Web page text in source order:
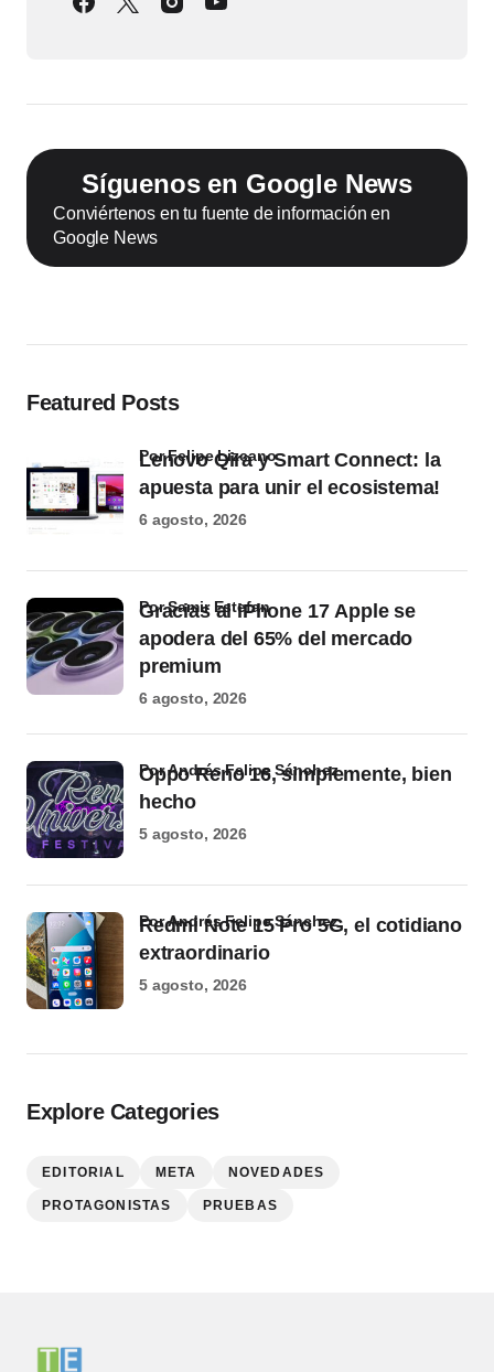
Síguenos en Google News
Conviértenos en tu fuente de información en
Google News
Featured Posts
Lenovo Qira y Smart Connect: la
apuesta para unir el ecosistema!
por Felipe Lizcano
6 agosto, 2026
Gracias al iPhone 17 Apple se
apodera del 65% del mercado
premium
por Samir Estefan
6 agosto, 2026
Oppo Reno 16, simplemente, bien
hecho
por Andrés Felipe Sánchez
5 agosto, 2026
Redmi Note 15 Pro 5G, el cotidiano
extraordinario
por Andrés Felipe Sánchez
5 agosto, 2026
Explore Categories
EDITORIAL META NOVEDADES
PROTAGONISTAS PRUEBAS